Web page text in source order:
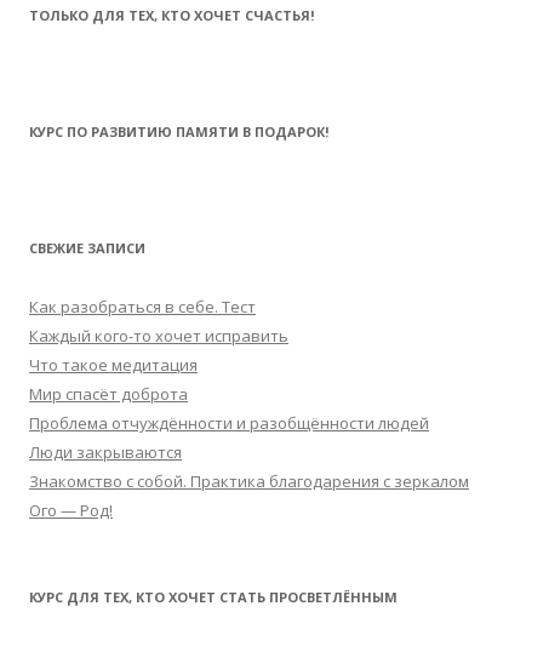
ТОЛЬКО ДЛЯ ТЕХ, КТО ХОЧЕТ СЧАСТЬЯ!
КУРС ПО РАЗВИТИЮ ПАМЯТИ В ПОДАРОК!
СВЕЖИЕ ЗАПИСИ
Как разобраться в себе. Тест
Каждый кого-то хочет исправить
Что такое медитация
Мир спасёт доброта
Проблема отчуждённости и разобщённости людей
Люди закрываются
Знакомство с собой. Практика благодарения с зеркалом
Ого — Род!
КУРС ДЛЯ ТЕХ, КТО ХОЧЕТ СТАТЬ ПРОСВЕТЛЁННЫМ